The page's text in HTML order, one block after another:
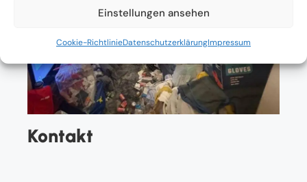
Einstellungen ansehen
Cookie-RichtlinieDatenschutzerklärungImpressum
Kontakt